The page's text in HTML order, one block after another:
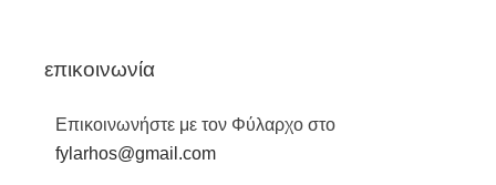
επικοινωνία
Επικοινωνήστε με τον Φύλαρχο στο
fylarhos@gmail.com